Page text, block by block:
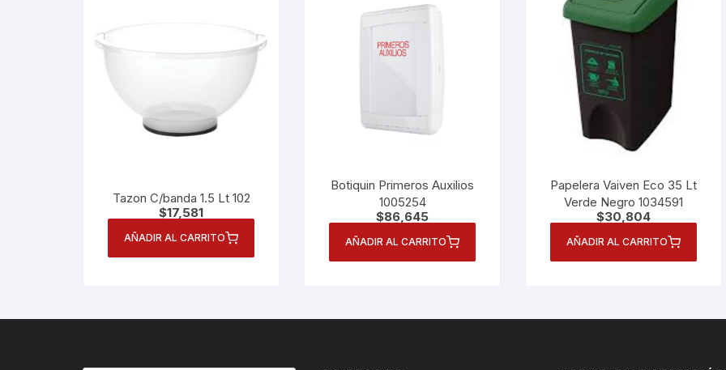
Tazon C/banda 1.5 Lt 102
$17,581
AÑADIR AL CARRITO
Botiquin Primeros Auxilios
1005254
$86,645
AÑADIR AL CARRITO
Papelera Vaiven Eco 35 Lt
Verde Negro 1034591
$30,804
AÑADIR AL CARRITO